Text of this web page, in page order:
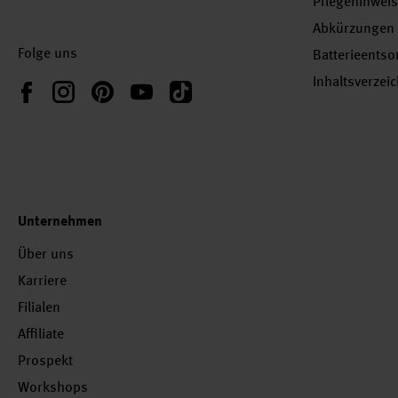
Folge uns
FacebookInstagramPinterestYouTubeTikTok
Abkürzungen
Unternehmen
Über uns
Karriere
Filialen
Affiliate
Prospekt
Workshops